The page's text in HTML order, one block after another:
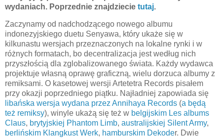
wydaniach. Poprzednie znajdziecie tutaj.
Zaczynamy od nadchodzącego nowego albumu
indonezyjskiego duetu Senyawa, który ukaże się w
kilkunastu wersjach przeznaczonych na lokalne rynki i w
różnych formatach, bo decentralizacja jest według nich
przyszłością dla zglobalizowanego świata. Każdy wydawca
projektuje własną oprawę graficzną, wielu dorzuca albumy z
remiksami. O kasetowej wersji Artetetra Records pisałem
przy okazji poprzedniego piątku. Najładniej zapowiada się
libańska wersja wydana przez Annihaya Records (a będą
też remiksy), winyle ukażą się też w belgijskim Les albums
Claus, brytyjskiej Phantom Limb, australijskiej Silent Army,
berlińskim Klangkust Werk, hamburskim Dekoder. Dwie